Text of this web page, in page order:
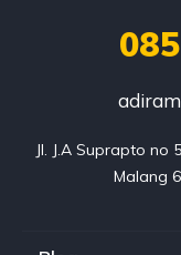
Jl. J.A Suprapto no
Malang